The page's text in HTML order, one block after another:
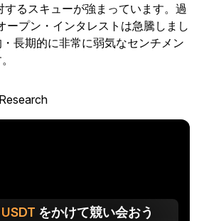
るスキューが強まっています。過
ープン・インタレストは急騰しまし
長期的に非常に弱気なセンチメン
USDT をかけて競い会おう